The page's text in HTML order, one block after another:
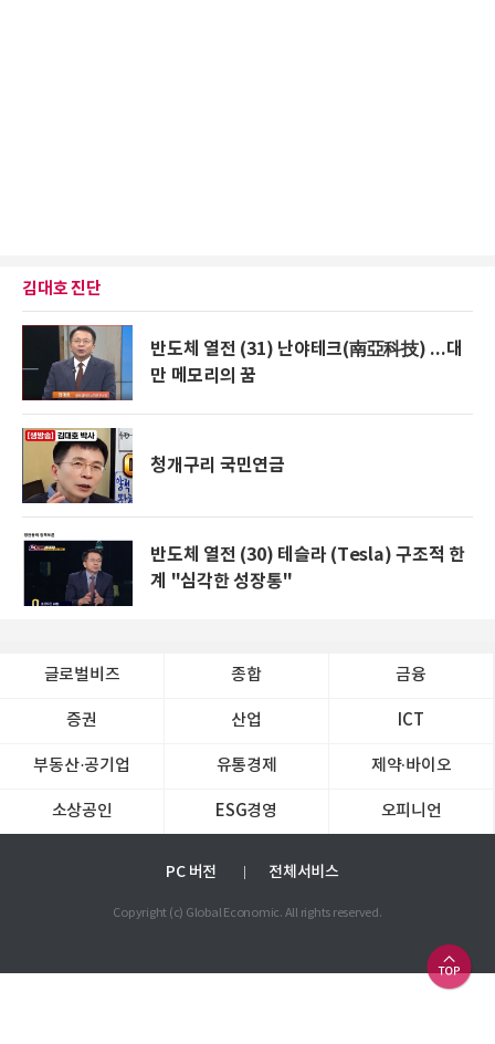
김대호 진단
반도체 열전 (31) 난야테크(南亞科技) ...대
만 메모리의 꿈
청개구리 국민연금
반도체 열전 (30) 테슬라 (Tesla) 구조적 한
계 "심각한 성장통"
글로벌비즈 종합 금융
증권 산업 ICT
부동산·공기업 유통경제 제약∙바이오
소상공인 ESG경영 오피니언
PC 버전 전체서비스
Copyright (c) Global Economic. All rights reserved.